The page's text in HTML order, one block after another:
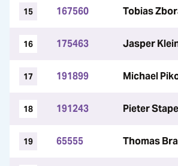
15 167560 Tobias
16 175463 Jasper
17 191899 Michael
18 191243 Pieter
19 65555 Thomas